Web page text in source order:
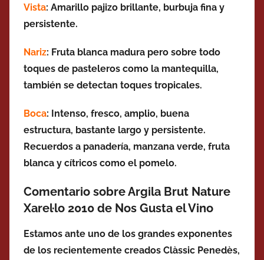
Vista: Amarillo pajizo brillante, burbuja fina y
persistente.
Nariz: Fruta blanca madura pero sobre todo
toques de pasteleros como la mantequilla,
también se detectan toques tropicales.
Boca: Intenso, fresco, amplio, buena
estructura, bastante largo y persistente.
Recuerdos a panadería, manzana verde, fruta
blanca y cítricos como el pomelo.
Comentario sobre Argila Brut Nature
Xarel·lo 2010 de Nos Gusta el Vino
Estamos ante uno de los grandes exponentes
de los recientemente creados Clàssic Penedès,